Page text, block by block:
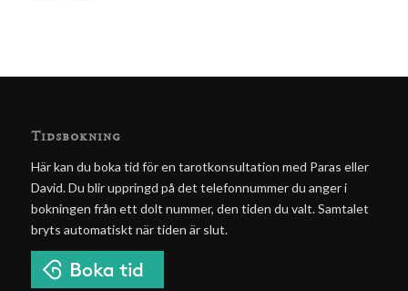
Tidsbokning
Här kan du boka tid för en tarotkonsultation med Paras eller
David. Du blir uppringd på det telefonnummer du anger i
bokningen från ett dolt nummer, den tiden du valt. Samtalet
bryts automatiskt när tiden är slut.